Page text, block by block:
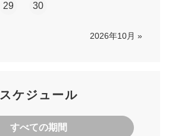
29 30
2026年10月 »
スケジュール
すべての期間